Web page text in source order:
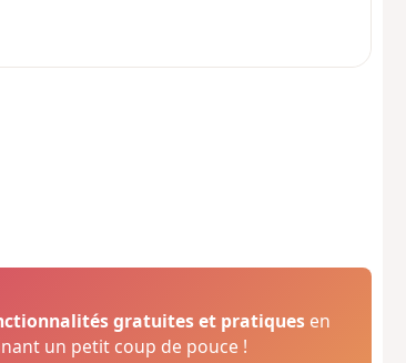
gratuites et pratiques en
un petit coup de pouce !